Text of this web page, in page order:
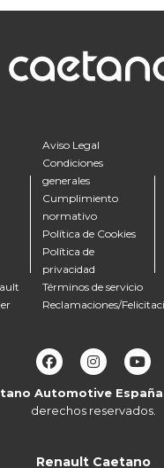
Aviso Legal
Condiciones
generales
Cumplimiento
normativo
Política de Cookies
Política de
privacidad
Términos de servicio
Reclamaciones/
Automotive España,
derechos reservados.
Renault Caetano